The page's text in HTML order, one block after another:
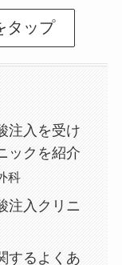
タップ
注入を受け
ックを紹介
科
注入クリニ
するよくあ